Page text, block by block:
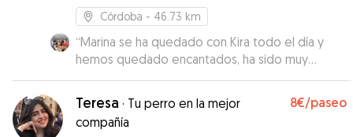
Córdoba - 46.73 km
“Marina se ha quedado con Kira todo el día y
hemos quedado encantados, ha sido muy
cariñosa con Kira, nos ha enviado fotos para que
veamos lo tranquila que estaba, eso es de
agradecer. Todo genial con Marina!. La
recomiendo 100%. Volveremos a coincidir
Teresa · Tu perro en la mejor
compañía
8€/paseo